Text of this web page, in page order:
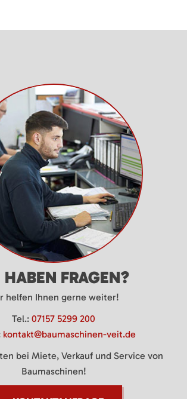
HABEN FRAGEN?
helfen Ihnen gerne weiter!
Tel.: 07157 5299 200
kontakt@baumaschinen-veit.de
bei Miete, Verkauf und Service von
Baumaschinen!